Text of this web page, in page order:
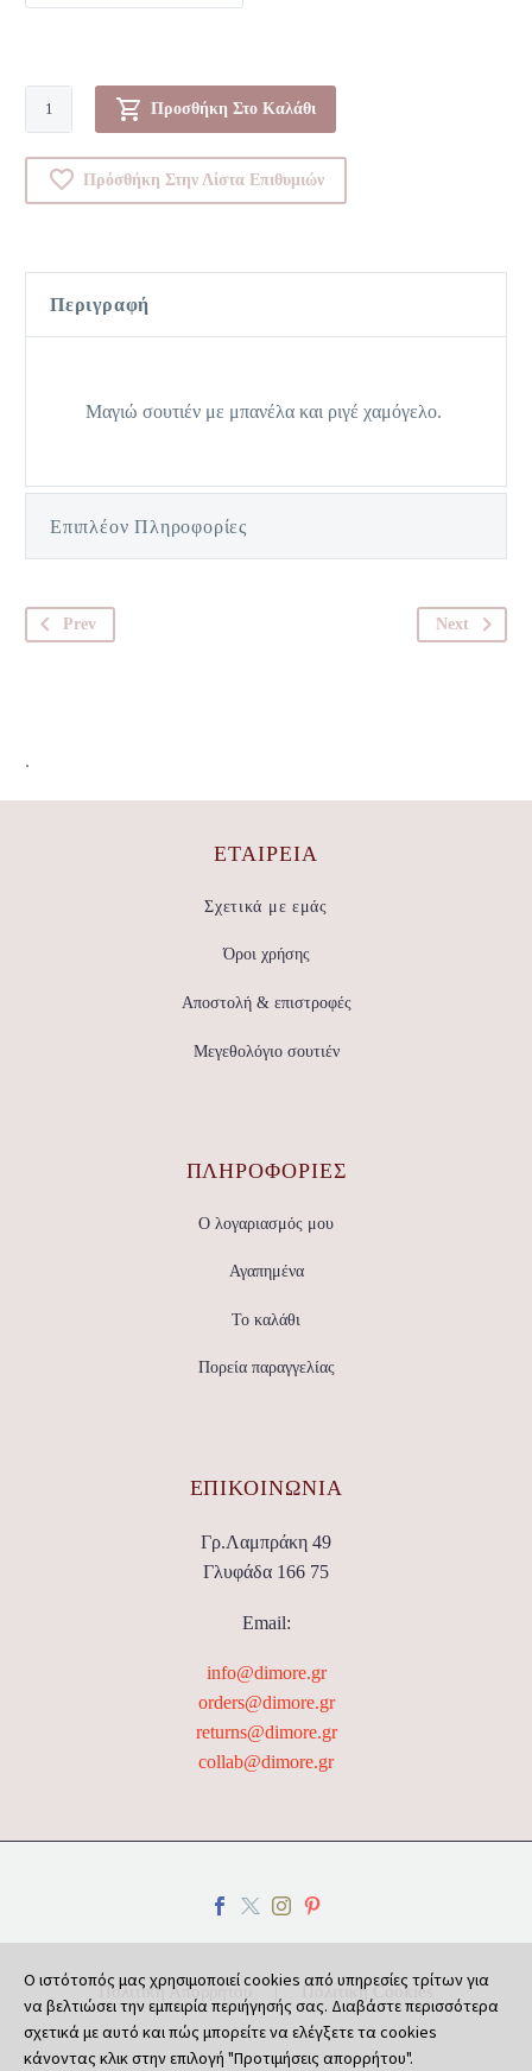
Μονοκίνι-0082944C
ποσότητα
Προσθήκη Στο Καλάθι
Πρόσθήκη Στην Λίστα Επιθυμιών
Περιγραφή
Μαγιώ σουτιέν με μπανέλα και ριγέ χαμόγελο.
Επιπλέον Πληροφορίες
Prev Next
.
ΕΤΑΙΡΕΊΑ
Σχετικά με εμάς
Όροι χρήσης
Αποστολή & επιστροφές
Μεγεθολόγιο σουτιέν
ΠΛΗΡΟΦΟΡΙΕΣ
Ο λογαριασμός μου
Αγαπημένα
Το καλάθι
Πορεία παραγγελίας
ΕΠΙΚΟΙΝΩΝΊΑ
Γρ.Λαμπράκη 49
Γλυφάδα 166 75
Email:
info@dimore.gr
orders@dimore.gr
returns@dimore.gr
collab@dimore.gr
Πολιτική Απορρήτου Πολιτική Cookies
Ο ιστότοπός μας χρησιμοποιεί cookies από υπηρεσίες τρίτων για
να βελτιώσει την εμπειρία περιήγησής σας. Διαβάστε περισσότερα
σχετικά με αυτό και πώς μπορείτε να ελέγξετε τα cookies
κάνοντας κλικ στην επιλογή "Προτιμήσεις απορρήτου".